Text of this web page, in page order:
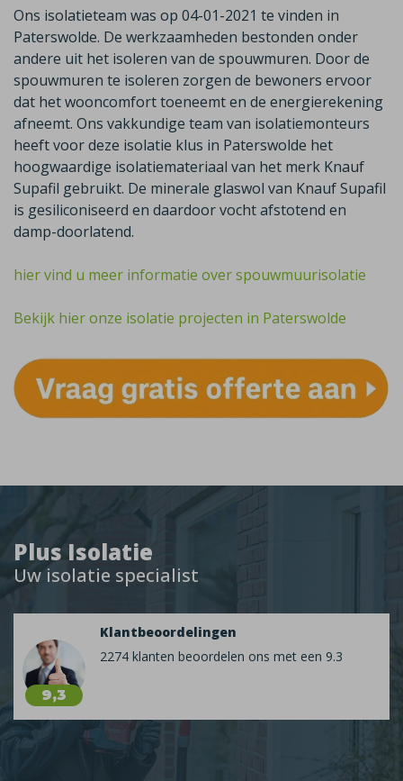
Plus Isolatie
Uw isolatie specialist
9,3
Klantbeoordelingen
2274 klanten beoordelen ons met een 9.3
Ons isolatieteam was op 04-01-2021 te vinden in
Paterswolde. De werkzaamheden bestonden onder
andere uit het isoleren van de spouwmuren. Door de
spouwmuren te isoleren zorgen de bewoners ervoor
dat het wooncomfort toeneemt en de energierekening
afneemt. Ons vakkundige team van isolatiemonteurs
heeft voor deze isolatie klus in Paterswolde het
hoogwaardige isolatiemateriaal van het merk Knauf
Supafil gebruikt. De minerale glaswol van Knauf Supafil
is gesiliconiseerd en daardoor vocht afstotend en
damp-doorlatend.
hier vind u meer informatie over spouwmuurisolatie
Bekijk hier onze isolatie projecten in Paterswolde